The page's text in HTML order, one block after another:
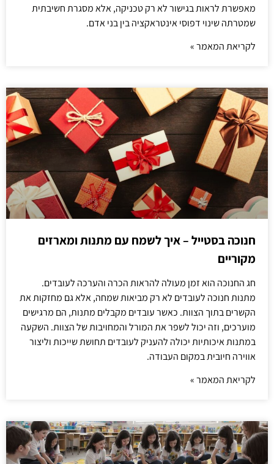
מאפשרת לראות בגישור לא רק טכניקה, אלא מסגרת חשיבתית
שמטרתה שינוי דפוסי אינטראקציה בין בני אדם.
לקריאת המאמר »
חנוכה בסטייל – איך לשמח עם מתנות ומארזים
מקוריים
חג החנוכה הוא זמן מעולה להראות הכרה והערכה לעובדים.
מתנות חנוכה לעובדים לא רק מביאות שמחה, אלא גם מחזקות את
הקשרים בתוך הצוות. כאשר עובדים מקבלים מתנות, הם מרגישים
מוערכים, וזה יכול לשפר את המורל והמחויבות של הצוות. השקעה
במתנות איכותיות יכולה להעניק לעובדים תחושת שייכות וליצור
אווירה חיובית במקום העבודה.
לקריאת המאמר »